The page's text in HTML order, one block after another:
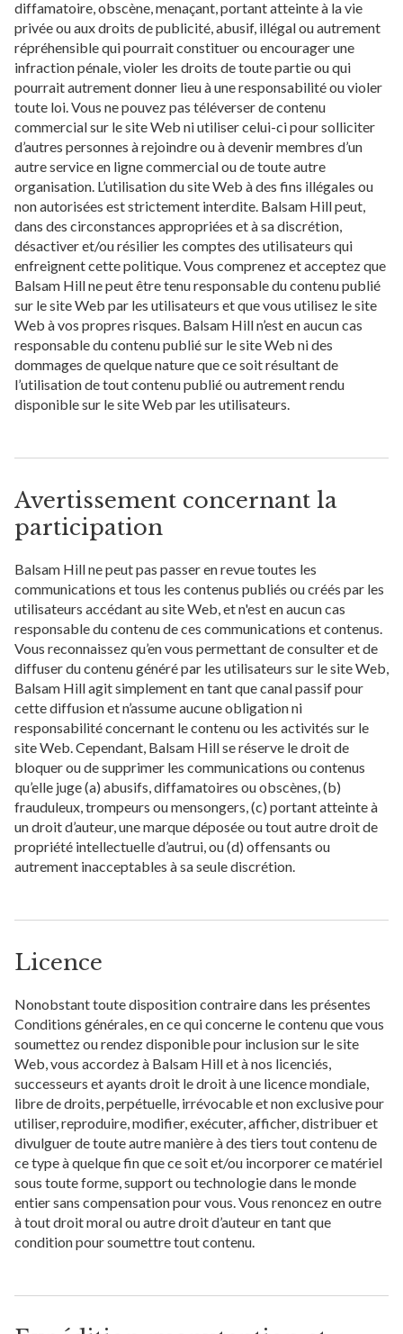
diffamatoire, obscène, menaçant, portant atteinte à la vie
privée ou aux droits de publicité, abusif, illégal ou autrement
répréhensible qui pourrait constituer ou encourager une
infraction pénale, violer les droits de toute partie ou qui
pourrait autrement donner lieu à une responsabilité ou violer
toute loi. Vous ne pouvez pas téléverser de contenu
commercial sur le site Web ni utiliser celui-ci pour solliciter
d’autres personnes à rejoindre ou à devenir membres d’un
autre service en ligne commercial ou de toute autre
organisation. L’utilisation du site Web à des fins illégales ou
non autorisées est strictement interdite. Balsam Hill peut,
dans des circonstances appropriées et à sa discrétion,
désactiver et/ou résilier les comptes des utilisateurs qui
enfreignent cette politique. Vous comprenez et acceptez que
Balsam Hill ne peut être tenu responsable du contenu publié
sur le site Web par les utilisateurs et que vous utilisez le site
Web à vos propres risques. Balsam Hill n’est en aucun cas
responsable du contenu publié sur le site Web ni des
dommages de quelque nature que ce soit résultant de
l’utilisation de tout contenu publié ou autrement rendu
disponible sur le site Web par les utilisateurs.
Avertissement concernant la
participation
Balsam Hill ne peut pas passer en revue toutes les
communications et tous les contenus publiés ou créés par les
utilisateurs accédant au site Web, et n'est en aucun cas
responsable du contenu de ces communications et contenus.
Vous reconnaissez qu’en vous permettant de consulter et de
diffuser du contenu généré par les utilisateurs sur le site Web,
Balsam Hill agit simplement en tant que canal passif pour
cette diffusion et n’assume aucune obligation ni
responsabilité concernant le contenu ou les activités sur le
site Web. Cependant, Balsam Hill se réserve le droit de
bloquer ou de supprimer les communications ou contenus
qu’elle juge (a) abusifs, diffamatoires ou obscènes, (b)
frauduleux, trompeurs ou mensongers, (c) portant atteinte à
un droit d’auteur, une marque déposée ou tout autre droit de
propriété intellectuelle d’autrui, ou (d) offensants ou
autrement inacceptables à sa seule discrétion.
Licence
Nonobstant toute disposition contraire dans les présentes
Conditions générales, en ce qui concerne le contenu que vous
soumettez ou rendez disponible pour inclusion sur le site
Web, vous accordez à Balsam Hill et à nos licenciés,
successeurs et ayants droit le droit à une licence mondiale,
libre de droits, perpétuelle, irrévocable et non exclusive pour
utiliser, reproduire, modifier, exécuter, afficher, distribuer et
divulguer de toute autre manière à des tiers tout contenu de
ce type à quelque fin que ce soit et/ou incorporer ce matériel
sous toute forme, support ou technologie dans le monde
entier sans compensation pour vous. Vous renoncez en outre
à tout droit moral ou autre droit d’auteur en tant que
condition pour soumettre tout contenu.